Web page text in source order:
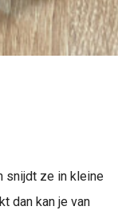
snijdt ze in kleine
dan kan je van